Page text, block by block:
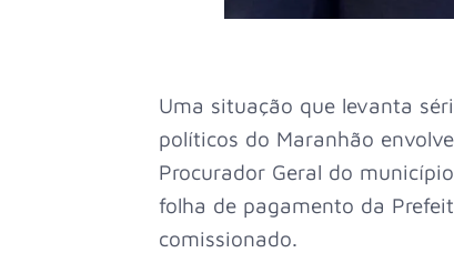
Uma situação que levanta
políticos do Maranhão
Procurador Geral do
folha de pagamento da
comissionado.